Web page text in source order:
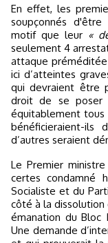
En effet, les
soupçonnés
motif que leur «
seulement 4
attaque
ici d’atteintes
qui devraient être
droit de se poser
équitablement tous
bénéficieraient-ils
d’autres seraient
Le Premier ministre ainsi que le ministre de l’Intérieur ont
certes condamné
Socialiste et du
côté à la dissolution
émanation du Bloc
Une demande